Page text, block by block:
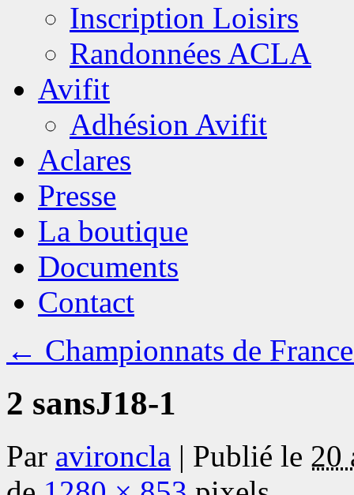
Inscription Loisirs
Randonnées ACLA
Avifit
Adhésion Avifit
Aclares
Presse
La boutique
Documents
Contact
← Championnats de
2 sansJ18-1
Par avironcla | Publié le 20